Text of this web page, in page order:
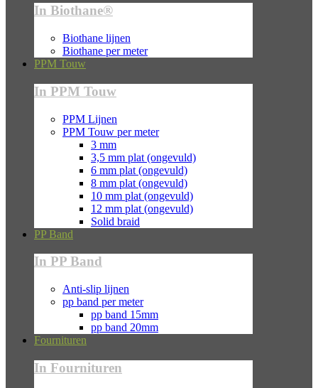
In Biothane®
Biothane lijnen
Biothane per meter
PPM Touw
In PPM Touw
PPM Lijnen
PPM Touw per meter
3 mm
3,5 mm plat (ongevuld)
6 mm plat (ongevuld)
8 mm plat (ongevuld)
10 mm plat (ongevuld)
12 mm plat (ongevuld)
Solid braid
PP Band
In PP Band
Anti-slip lijnen
pp band per meter
pp band 15mm
pp band 20mm
Fournituren
In Fournituren